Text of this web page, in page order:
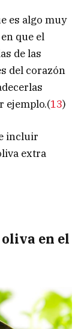
es algo muy
que el
de las
del corazón
ejemplo.(13)
incluir
extra
en el